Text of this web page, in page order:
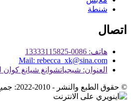
شنطة
اتصال
هاتف: 0086-13333115825
Mail: rebecca_xk@sina.com
العنوان: شيجياتشوانغ شيانغ كوان
© حقوق الطبع والنشر - 2010-2022: جميع الحقوق محفوظة.